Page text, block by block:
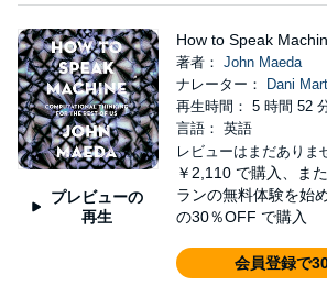
プレビューの
再生
How to Speak
著者： John Maeda
ナレーター：
Dani
再生時間： 5 時間 52
言語： 英語
レビューはまだありま
￥2,110 で購入、ま
ランの無料体験を始
の30％OFF で購入
会員登録で